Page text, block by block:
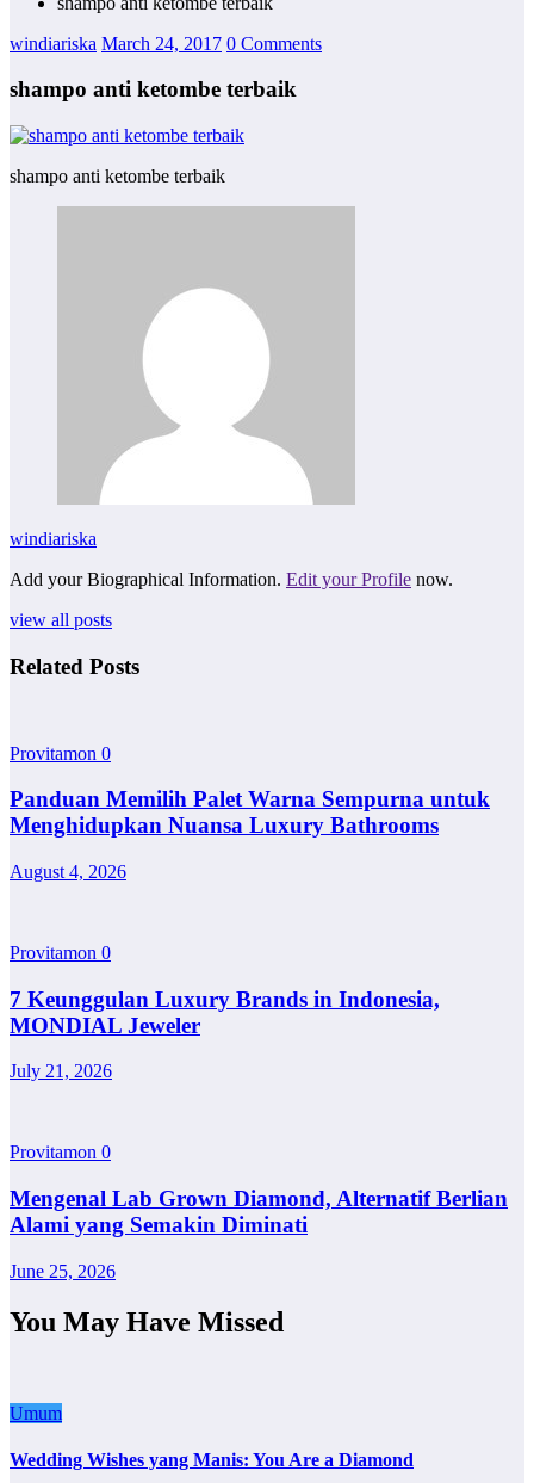
windiariska March 24, 2017 0 Comments
shampo anti ketombe terbaik
shampo anti ketombe terbaik
windiariska
Add your Biographical Information. Edit your Profile now.
view all posts
Related Posts
Provitamon 0
Panduan Memilih Palet Warna Sempurna untuk
Menghidupkan Nuansa Luxury Bathrooms
August 4, 2026
Provitamon 0
7 Keunggulan Luxury Brands in Indonesia,
MONDIAL Jeweler
July 21, 2026
Provitamon 0
Mengenal Lab Grown Diamond, Alternatif Berlian
Alami yang Semakin Diminati
June 25, 2026
You May Have Missed
Umum
Wedding Wishes yang Manis: You Are a Diamond